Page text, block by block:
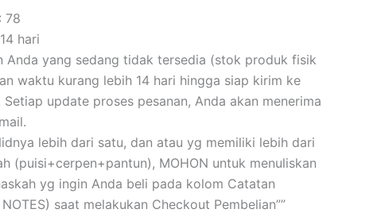
78
hari
Anda yang sedang tidak tersedia (stok produk fisik
waktu kurang lebih 14 hari hingga siap kirim ke
Setiap update proses pesanan, Anda akan menerima
lebih dari satu, dan atau yg memiliki lebih dari
(puisi+cerpen+pantun), MOHON untuk menuliskan
yg ingin Anda beli pada kolom Catatan
saat melakukan Checkout Pembelian””